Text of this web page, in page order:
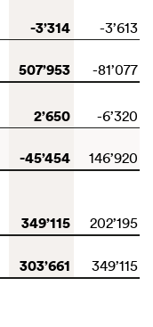
-3’314 -3’613
507’953 -81’077
2’650 -6’320
-45’454 146’920
349’115 202’195
303’661 349’115